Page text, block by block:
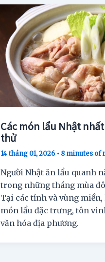
Các món lẩu Nhật
thử
14 tháng 01, 2026 • 8 minutes of
Người Nhật ăn lẩu quanh
trong những tháng mùa
Tại các tỉnh và vùng
món lẩu đặc trưng, tôn
văn hóa địa phương.